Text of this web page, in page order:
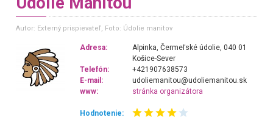
Autor: Externý prispievateľ, Foto: Údolie manitov
Adresa:
Alpinka, Čermeľské údolie, 040 01
Košice-Sever
Telefón:
+421907638573
E-mail:
udoliemanitou@udoliemanitou.sk
www:
stránka organizátora
Hodnotenie: